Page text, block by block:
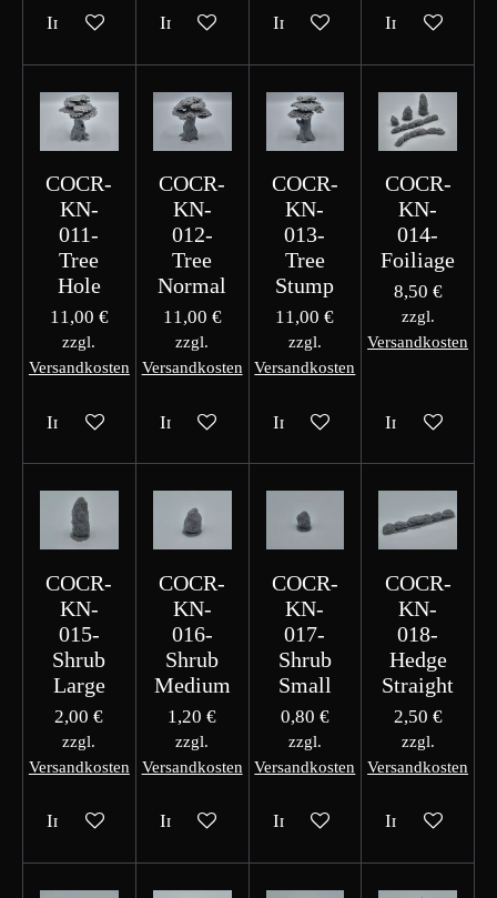
In den WarenkorbIn den WarenkorbIn den WarenkorbIn den
COCR-
KN-
011-
Tree
Hole
11,00 €
zzgl.
Versandkosten
In den Warenkorb
COCR-
KN-
012-
Tree
Normal
11,00 €
zzgl.
Versandkosten
In den Warenkorb
COCR-
KN-
013-
Tree
Stump
11,00 €
zzgl.
Versandkosten
In den Warenkorb
COCR-
KN-
014-
Foiliage
8,50 €
zzgl.
Versandkosten
In den
COCR-
KN-
015-
Shrub
Large
2,00 €
zzgl.
Versandkosten
In den Warenkorb
COCR-
KN-
016-
Shrub
Medium
1,20 €
zzgl.
Versandkosten
In den Warenkorb
COCR-
KN-
017-
Shrub
Small
0,80 €
zzgl.
Versandkosten
In den Warenkorb
COCR-
KN-
018-
Hedge
Straight
2,50 €
zzgl.
Versandkosten
In den